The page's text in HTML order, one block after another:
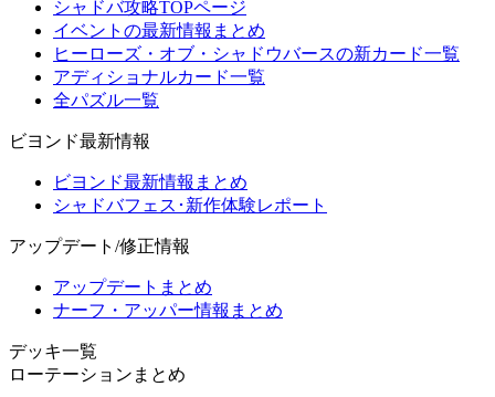
シャドバ攻略TOPページ
イベントの最新情報まとめ
ヒーローズ・オブ・シャドウバースの新カード一覧
アディショナルカード一覧
全パズル一覧
ビヨンド最新情報
ビヨンド最新情報まとめ
シャドバフェス･新作体験レポート
アップデート/修正情報
アップデートまとめ
ナーフ・アッパー情報まとめ
デッキ一覧
ローテーションまとめ